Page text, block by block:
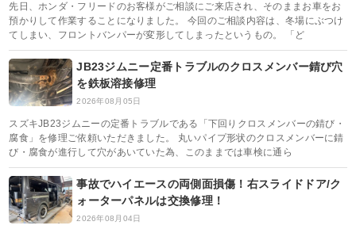
先日、ホンダ・フリードのお客様がご相談にご来店され、そのままお車をお
預かりして作業することになりました。 今回のご相談内容は、冬場にぶつけ
てしまい、フロントバンパーが変形してしまったというもの。 「ど
JB23ジムニー定番トラブルのクロスメンバー錆び穴
を鉄板溶接修理
2026年08月05日
スズキJB23ジムニーの定番トラブルである「下回りクロスメンバーの錆び・
腐食」を修理ご依頼いただきました。 丸いパイプ形状のクロスメンバーに錆
び・腐食が進行して穴があいていた為、このままでは車検に通ら
事故でハイエースの両側面損傷！右スライドドア/ク
ォーターパネルは交換修理！
2026年08月04日